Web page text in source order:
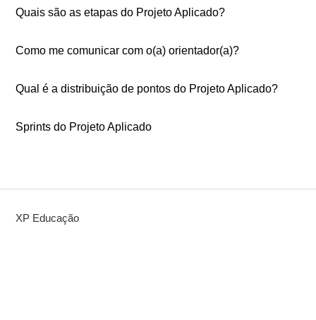
Quais são as etapas do Projeto Aplicado?
Como me comunicar com o(a) orientador(a)?
Qual é a distribuição de pontos do Projeto Aplicado?
Sprints do Projeto Aplicado
XP Educação